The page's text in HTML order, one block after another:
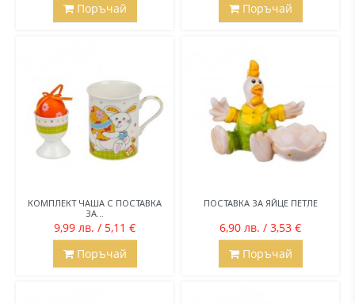
Поръчай
Поръчай
КОМПЛЕКТ ЧАША С ПОСТАВКА
ЗА...
9,99 лв. / 5,11 €
Поръчай
ПОСТАВКА ЗА ЯЙЦЕ ПЕТЛЕ
6,90 лв. / 3,53 €
Поръчай